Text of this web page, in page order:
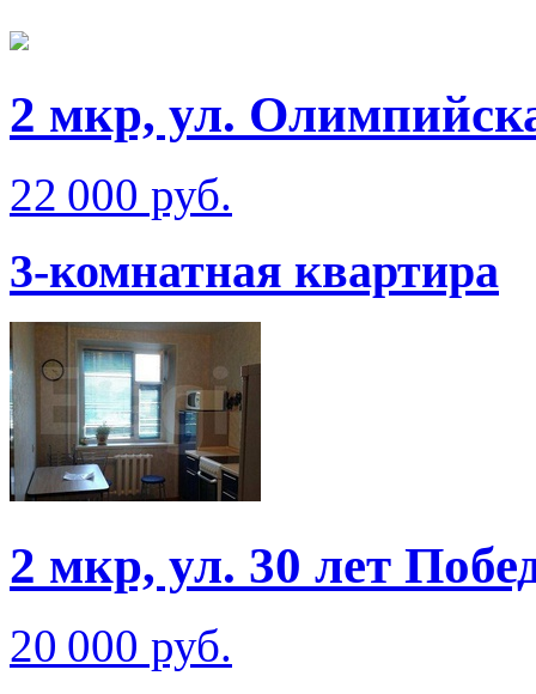
2 мкр, ул.
22 000 руб.
3-комнатная квартира
2 мкр, ул. 30 лет
20 000 руб.